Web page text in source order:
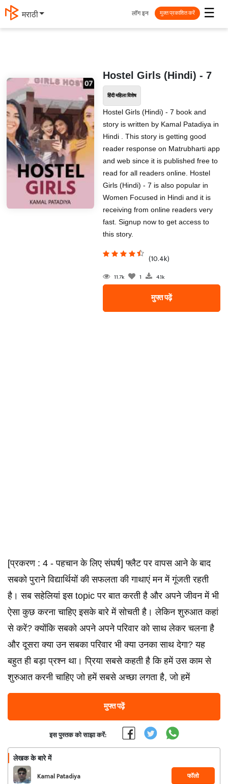
मराठी ☰
लॉग इन मुक्त प्रकाशित करें
Hostel Girls (Hindi) - 7
हिंदी महिला विशेष
Hostel Girls (Hindi) - 7 book and
story is written by Kamal Patadiya in
Hindi . This story is getting good
reader response on Matrubharti app
and web since it is published free to
read for all readers online. Hostel
Girls (Hindi) - 7 is also popular in
Women Focused in Hindi and it is
receiving from online readers very
fast. Signup now to get access to
this story.
(10.4k)
11.7k 1 4.1k
मुफ्त पढ़ें
[प्रकरण : 4 - पहचान के लिए संघर्ष] फ्लैट पर वापस आने के बाद
सबको पुराने विद्यार्थियों की सफलता की गाथाएं मन में गूंजती रहती
है। सब सहेलियां इस topic पर बात करती है और अपने जीवन में भी
ऐसा कुछ करना चाहिए इसके बारे में सोचती है। लेकिन शुरुआत कहां
से करें? क्योंकि सबको अपने अपने परिवार को साथ लेकर चलना है
और दूसरा क्या उन सबका परिवार भी क्या उनका साथ देगा? यह
बहुत ही बड़ा प्रश्न था। प्रिया सबसे कहती है कि हमें उस काम से
शुरुआत करनी चाहिए जो हमें सबसे अच्छा लगता है, जो हमें
मुफ्त पढ़ें
इस पुस्तक को साझा करें:
लेखक के बारे में
Kamal Patadiya फॉलो